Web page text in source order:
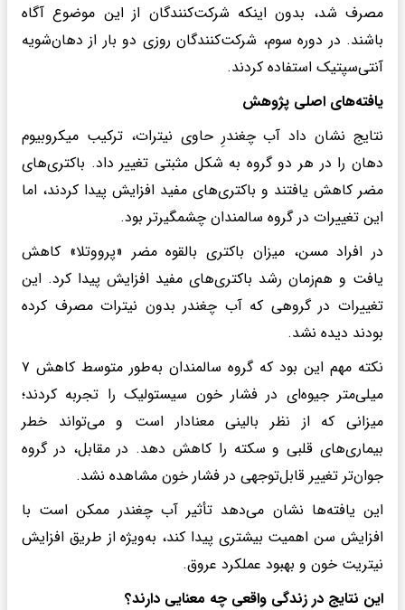
مصرف شد، بدون اینکه شرکت‌کنندگان از این موضوع آگاه
باشند. در دوره سوم، شرکت‌کنندگان روزی دو بار از دهان‌شویه
آنتی‌سپتیک استفاده کردند.
یافته‌های اصلی پژوهش
نتایج نشان داد آب چغندرِ حاوی نیترات، ترکیب میکروبیوم
دهان را در هر دو گروه به شکل مثبتی تغییر داد. باکتری‌های
مضر کاهش یافتند و باکتری‌های مفید افزایش پیدا کردند، اما
این تغییرات در گروه سالمندان چشمگیرتر بود.
در افراد مسن، میزان باکتری بالقوه مضر «پرووتلا» کاهش
یافت و هم‌زمان رشد باکتری‌های مفید افزایش پیدا کرد. این
تغییرات در گروهی که آب چغندر بدون نیترات مصرف کرده
بودند دیده نشد.
نکته مهم این بود که گروه سالمندان به‌طور متوسط کاهش ۷
میلی‌متر جیوه‌ای در فشار خون سیستولیک را تجربه کردند؛
میزانی که از نظر بالینی معنادار است و می‌تواند خطر
بیماری‌های قلبی و سکته را کاهش دهد. در مقابل، در گروه
جوان‌تر تغییر قابل‌توجهی در فشار خون مشاهده نشد.
این یافته‌ها نشان می‌دهد تأثیر آب چغندر ممکن است با
افزایش سن اهمیت بیشتری پیدا کند، به‌ویژه از طریق افزایش
نیتریت خون و بهبود عملکرد عروق.
این نتایج در زندگی واقعی چه معنایی دارند؟